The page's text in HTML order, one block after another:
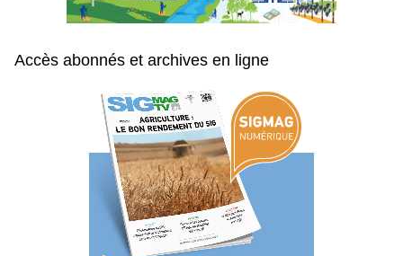
Accès abonnés et archives en ligne